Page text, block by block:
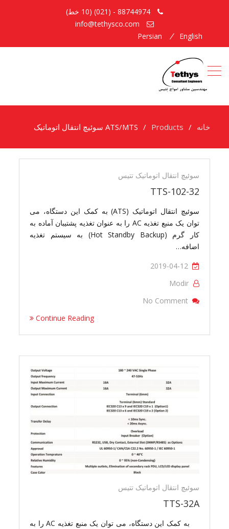
English
Persian
خانه Products ATS/MTS سوئیچ انتقال اتوماتیک
ATS/MTS
سوئیچ
انتقال
سوئیچ انتقال اتوماتیک تتیس
TTS-102-32
سوئيچ انتقال اتوماتيک (ATS) به کمک این دستگاه، می
توان یک منبع تغذیه AC را به عنوان تغذیه پشتیبان آماده به
کار گرم (Hot Standby Backup) به سیستم تغذیه
اضافه…
2019-04-12
Modir
No Comment
Continue Reading
سوئیچ انتقال اتوماتیک تتیس
TTS-32A
به کمک این دستگاه، می توان یک منبع تغذیه AC را به